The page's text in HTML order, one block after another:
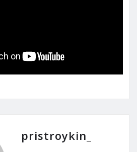
pristroykin_